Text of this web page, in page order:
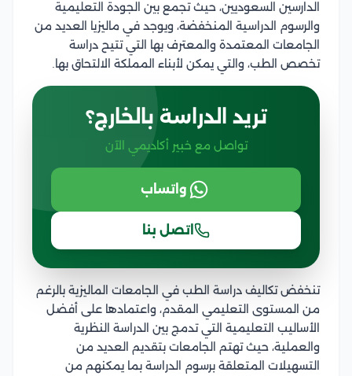
الدارسين السعوديين، حيث تجمع بين الجودة التعليمية
والرسوم الدراسية المنخفضة، ويوجد في ماليزيا العديد من
الجامعات المعتمدة والمعترف بها التي تتيح دراسة
تخصص الطب، والتي يمكن لأبناء المملكة الالتحاق بها.
تريد الدراسة بالخارج؟
تواصل مع خبير أكاديمي الآن
واتساب
اتصل بنا
تنخفض تكاليف دراسة الطب في الجامعات الماليزية بالرغم
من المستوى التعليمي المقدم، واعتمادها على أفضل
الأساليب التعليمية التي تدمج بين الدراسة النظرية
والعملية، حيث تهتم الجامعات بتقديم العديد من
التسهيلات المتعلقة برسوم الدراسة بما يمكنهم من